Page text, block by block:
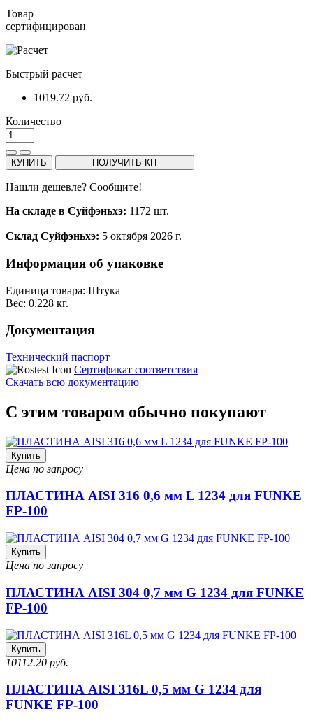
Товар
сертифицирован
Быстрый расчет
1019.72 руб.
Количество
КУПИТЬ ПОЛУЧИТЬ КП
Нашли дешевле? Сообщите!
На складе в Суйфэньхэ: 1172 шт.
Склад Суйфэньхэ: 5 октября 2026 г.
Информация об упаковке
Единица товара: Штука
Вес: 0.228 кг.
Документация
Технический паспорт
Сертификат соответствия
Скачать всю документацию
С этим товаром обычно покупают
Купить
Цена по запросу
ПЛАСТИНА AISI 316 0,6 мм L 1234 для FUNKE
FP-100
Купить
Цена по запросу
ПЛАСТИНА AISI 304 0,7 мм G 1234 для FUNKE
FP-100
Купить
10112.20 руб.
ПЛАСТИНА AISI 316L 0,5 мм G 1234 для
FUNKE FP-100